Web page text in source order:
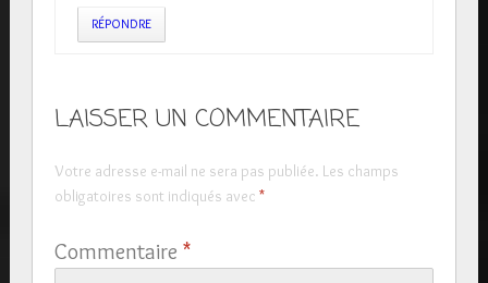
RÉPONDRE
LAISSER UN COMMENTAIRE
Votre adresse e-mail ne sera pas publiée. Les champs
obligatoires sont indiqués avec *
Commentaire *